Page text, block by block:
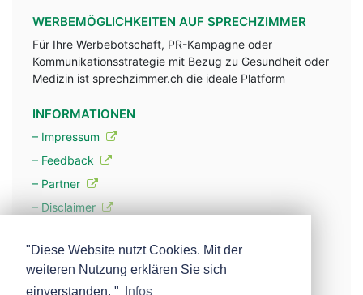
WERBEMÖGLICHKEITEN AUF SPRECHZIMMER
Für Ihre Werbebotschaft, PR-Kampagne oder
Kommunikationsstrategie mit Bezug zu Gesundheit oder
Medizin ist sprechzimmer.ch die ideale Platform
INFORMATIONEN
– Impressum
– Feedback
– Partner
– Disclaimer
– Werbung
"Diese Website nutzt Cookies. Mit der
weiteren Nutzung erklären Sie sich
einverstanden. "
Infos